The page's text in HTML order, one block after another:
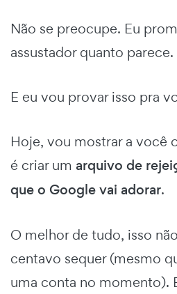
Não se preocupe. Eu
assustador quanto parece.
E eu vou provar isso pra
Hoje, vou mostrar a você
é criar um arquivo de
que o Google vai adorar.
O melhor de tudo, isso
centavo sequer (mesmo
uma conta no momento).